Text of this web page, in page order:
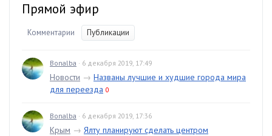
Прямой эфир
Комментарии Публикации
Bonalba · 6 декабря 2019, 17:49
Новости → Названы лучшие и худшие города мира
для переезда 0
Bonalba · 6 декабря 2019, 17:36
Крым → Ялту планируют сделать центром